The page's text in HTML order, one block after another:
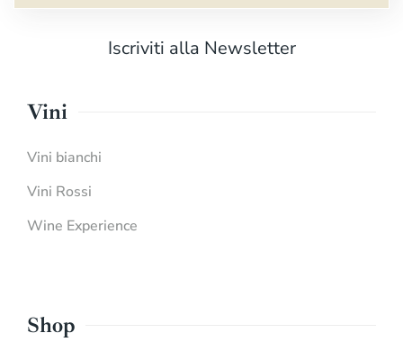
Iscriviti alla Newsletter
Vini
Vini bianchi
Vini Rossi
Wine Experience
Shop